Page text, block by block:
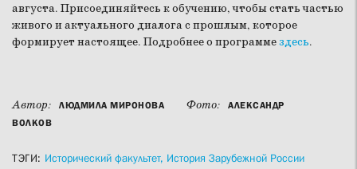
августа. Присоединяйтесь к обучению, чтобы стать частью
живого и актуального диалога с прошлым, которое
формирует настоящее. Подробнее о программездесь.
Автор: ЛЮДМИЛА МИРОНОВА Фото:
АЛЕКСАНДР
ВОЛКОВ
ТЭГИ: Исторический факультет, История Зарубежной России